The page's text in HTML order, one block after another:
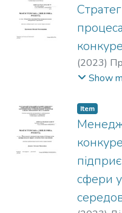
(2023)
Show
Item
сфери